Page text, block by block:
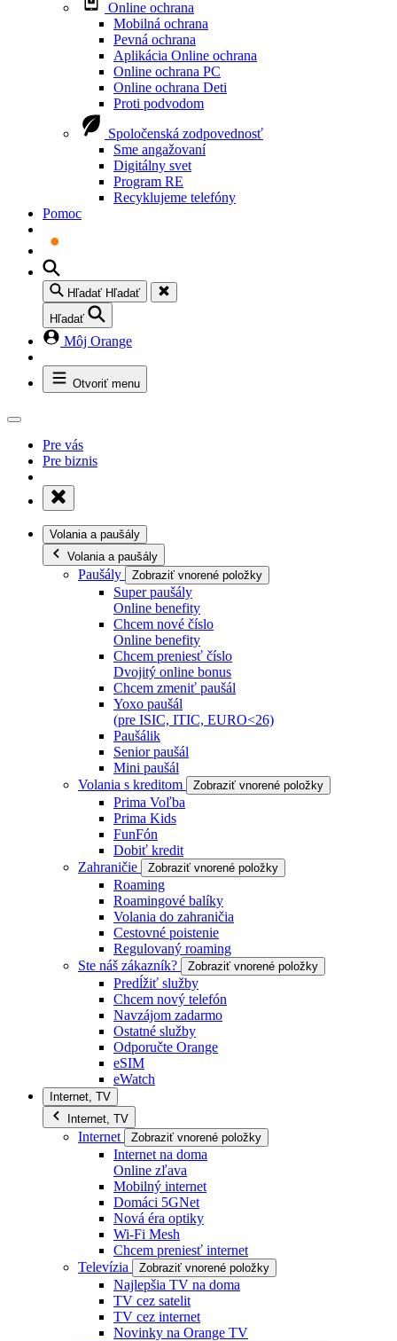
Online ochrana
Mobilná ochrana
Pevná ochrana
Aplikácia Online ochrana
Online ochrana PC
Online ochrana Deti
Proti podvodom
Spoločenská zodpovednosť
Sme angažovaní
Digitálny svet
Program RE
Recyklujeme telefóny
Pomoc
Hľadať Hľadať
Hľadať
Môj Orange
Otvoriť menu
Pre vás
Pre biznis
Volania a paušály
Volania a paušály
Paušály Zobraziť vnorené položky
Super paušály
Online benefity
Chcem nové číslo
Online benefity
Chcem preniesť číslo
Dvojitý online bonus
Chcem zmeniť paušál
Yoxo paušál
(pre ISIC, ITIC, EURO<26)
Paušálik
Senior paušál
Mini paušál
Volania s kreditom
Zobraziť vnorené položky
Prima Voľba
Prima Kids
FunFón
Dobiť kredit
Zahraničie
Zobraziť vnorené položky
Roaming
Roamingové balíky
Volania do zahraničia
Cestovné poistenie
Regulovaný roaming
Ste náš zákazník?
Zobraziť vnorené položky
Predĺžiť služby
Chcem nový telefón
Navzájom zadarmo
Ostatné služby
Odporučte Orange
eSIM
eWatch
Internet, TV
Internet, TV
Internet Zobraziť vnorené položky
Internet na doma
Online zľava
Mobilný internet
Domáci 5GNet
Nová éra optiky
Wi-Fi Mesh
Chcem preniesť internet
Televízia
Zobraziť vnorené položky
Najlepšia TV na doma
TV cez satelit
TV cez internet
Novinky na Orange TV